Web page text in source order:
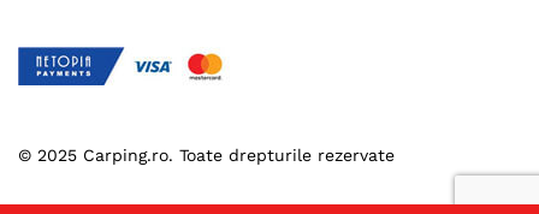
© 2025 Carping.ro. Toate drepturile rezervate